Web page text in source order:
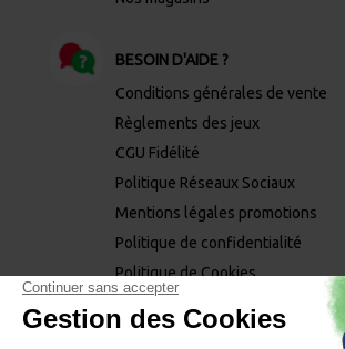
BESOIN D'AIDE ?
Conditions générales de vente
Règlements des jeux
CGU Fidélité
Politique Réseaux Sociaux
Mentions légales promotions
Politique de confidentialité
Politique de Cookies
Mentions phytopharmaceutiques